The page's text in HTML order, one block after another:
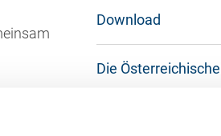
Download
Die